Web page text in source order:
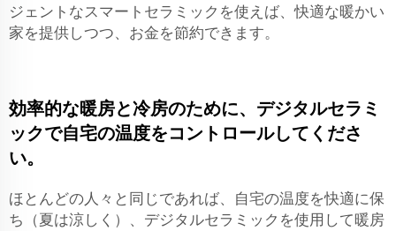
ジェントなスマートセラミックを使えば、快適な暖かい
家を提供しつつ、お金を節約できます。
効率的な暖房と冷房のために、デジタルセラミ
ックで自宅の温度をコントロールしてくださ
い。
ほとんどの人々と同じであれば、自宅の温度を快適に保
ち（夏は涼しく）、デジタルセラミックを使用して暖房